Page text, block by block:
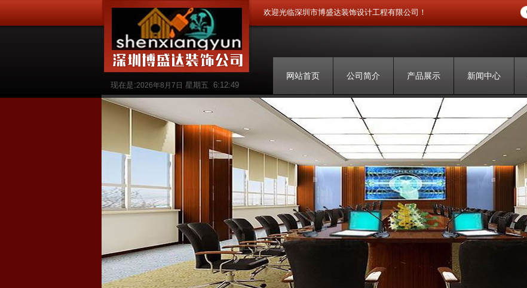
欢迎光临深圳市博盛达装饰设计工程有限公司！
现在是:2026年8月7日 星期五 6:12:50
新闻中心
产品展示
公司简介
网站首页